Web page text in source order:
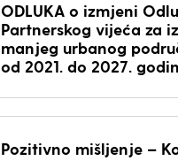
ODLUKA o izmjeni
Partnerskog vijeća za
manjeg urbanog
od 2021. do 2027.
Pozitivno mišljenje –